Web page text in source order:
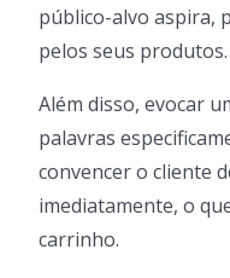
público-alvo aspira,
pelos seus produtos.
Além disso, evocar
palavras
convencer o cliente
imediatamente, o
carrinho.